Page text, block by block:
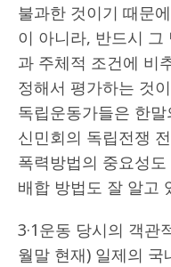
불과한 것이기 때문
이 아니라, 반드시 그
과 주체적 조건에 비
정해서 평가하는 것
독립운동가들은 한
신민회의 독립전쟁
폭력방법의 중요성
배합 방법도 잘 알고
3·1운동 당시의 객관
월말 현재) 일제의